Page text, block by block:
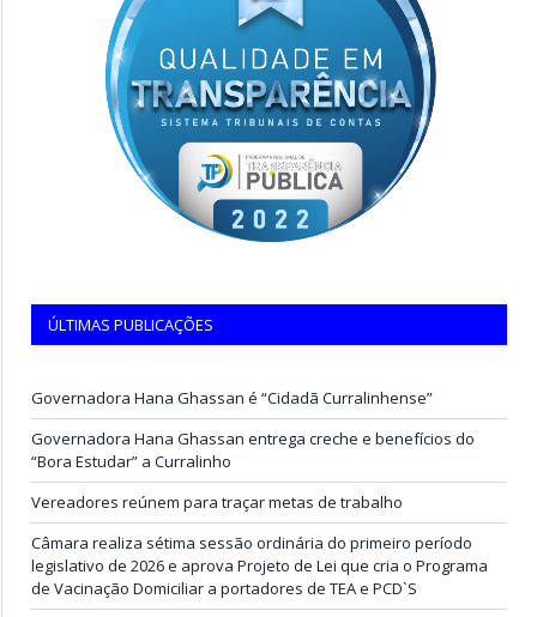
ÚLTIMAS PUBLICAÇÕES
Governadora Hana Ghassan é “Cidadã Curralinhense”
Governadora Hana Ghassan entrega creche e benefícios do
“Bora Estudar” a Curralinho
Vereadores reúnem para traçar metas de trabalho
Câmara realiza sétima sessão ordinária do primeiro período
legislativo de 2026 e aprova Projeto de Lei que cria o Programa
de Vacinação Domiciliar a portadores de TEA e PCD`S